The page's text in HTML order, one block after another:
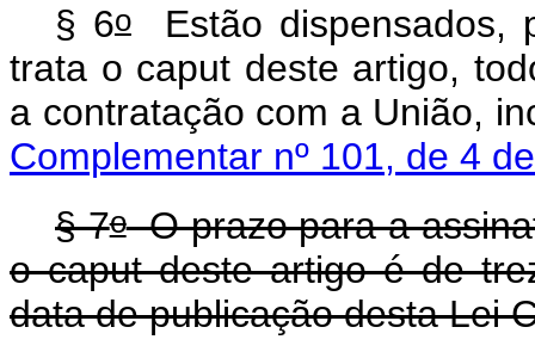
§ 6oEstão dispensados,
trata o caput deste artigo,
a contratação com a União,
Complementar nº 101, de 4
§ 7oO prazo para a
ocaputdeste artigo é de
data de publicação desta Lei